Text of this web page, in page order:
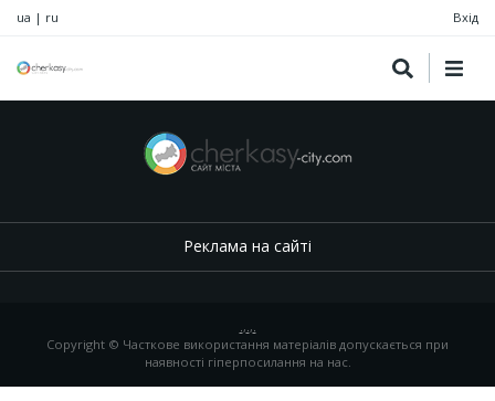
ua | ru Вхід
Реклама на сайті
.,.,.
Copyright © Часткове використання матеріалів допускається при
наявності гіперпосилання на нас.